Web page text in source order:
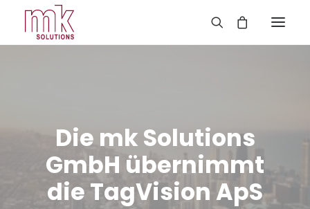
Die mk Solutions
GmbH übernimmt
die TagVision ApS